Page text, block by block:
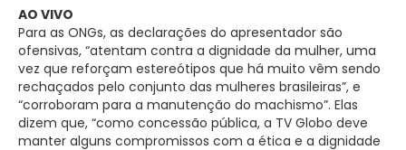
AO VIVO
Para as ONGs, as declarações do apresentador são
ofensivas, “atentam contra a dignidade da mulher, uma
vez que reforçam estereótipos que há muito vêm sendo
rechaçados pelo conjunto das mulheres brasileiras”, e
“corroboram para a manutenção do machismo”. Elas
dizem que, “como concessão pública, a TV Globo deve
manter alguns compromissos com a ética e a dignidade